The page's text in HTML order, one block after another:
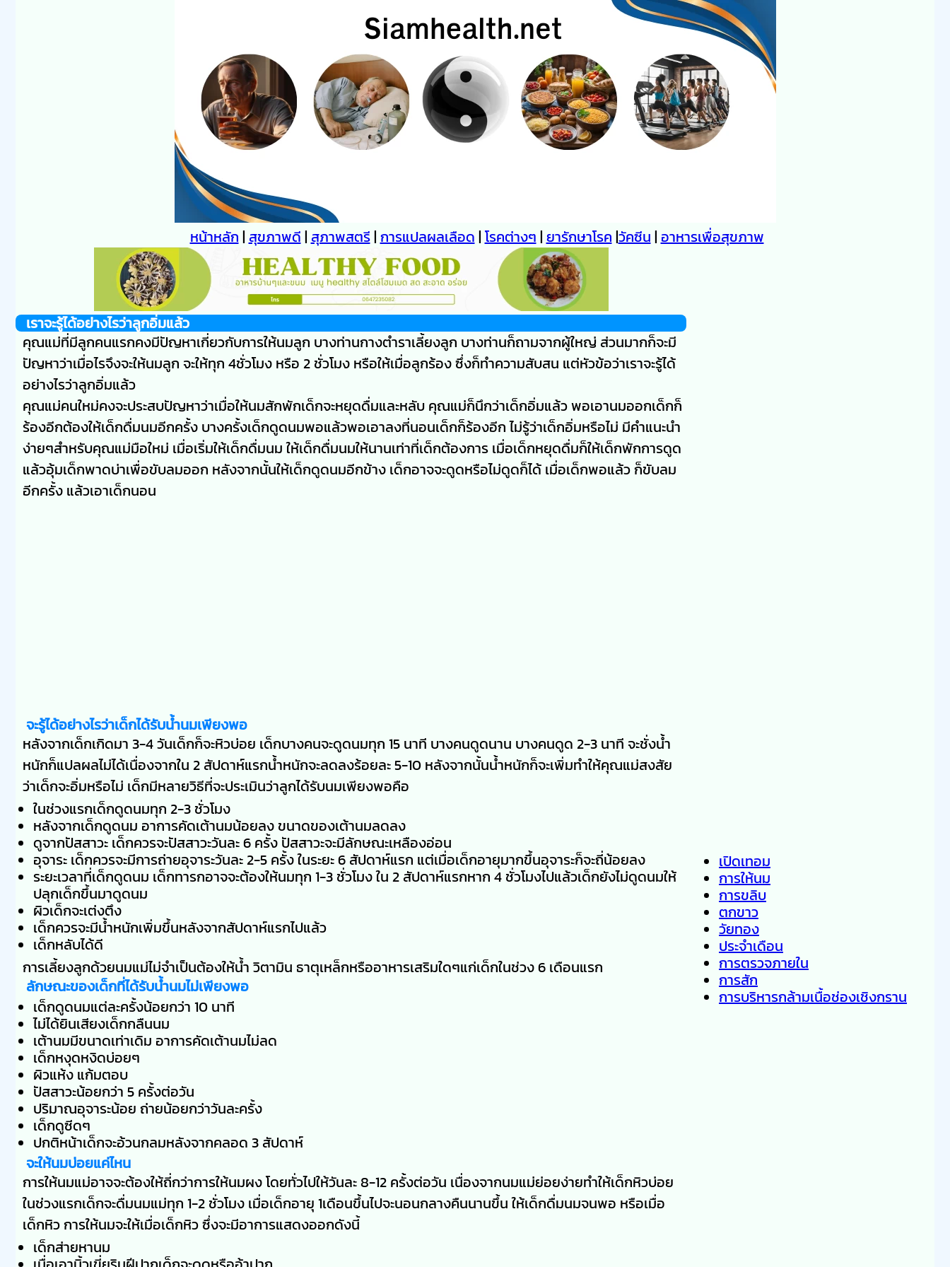
หน้าหลัก|สุขภาพดี|สุภาพสตรี|การแปลผลเลือด|โรคต่างๆ|ยารักษาโรค|วัคซีน|อาหารเพื่อสุขภาพ
เราจะรู้ได้อย่างไรว่าลูกอิ่มแล้ว
คุณแม่ที่มีลูกคนแรกคงมีปัญหาเกี่ยวกับการให้นมลูก บางท่านกางตำราเลี้ยงลูก บางท่านก็ถามจากผู้ใหญ่ ส่วนมากก็จะมี
ปัญหาว่าเมื่อไรจึงจะให้นมลูก จะให้ทุก 4ชั่วโมง หรือ 2 ชั่วโมง หรือให้เมื่อลูกร้อง ซึ่งก็ทำความสับสน แต่หัวข้อว่าเราจะรู้ได้
อย่างไรว่าลูกอิ่มแล้ว
คุณแม่คนใหม่คงจะประสบปัญหาว่าเมื่อให้นมสักพักเด็กจะหยุดดื่มและหลับ คุณแม่ก็นึกว่าเด็กอิ่มแล้ว พอเอานมออกเด็กก็
ร้องอีกต้องให้เด็กดื่มนมอีกครั้ง บางครั้งเด็กดูดนมพอแล้วพอเอาลงที่นอนเด็กก็ร้องอีก ไม่รู้ว่าเด็กอิ่มหรือไม่ มีคำแนะนำ
ง่ายๆสำหรับคุณแม่มือใหม่ เมื่อเริ่มให้เด็กดื่มนม ให้เด็กดื่มนมให้นานเท่าที่เด็กต้องการ เมื่อเด็กหยุดดื่มก็ให้เด็กพักการดูด
แล้วอุ้มเด็กพาดบ่าเพื่อขับลมออก หลังจากนั้นให้เด็กดูดนมอีกข้าง เด็กอาจจะดูดหรือไม่ดูดก็ได้ เมื่อเด็กพอแล้ว ก็ขับลม
อีกครั้ง แล้วเอาเด็กนอน
จะรู้ได้อย่างไรว่าเด็กได้รับน้ำนมเพียงพอ
หลังจากเด็กเกิดมา 3-4 วันเด็กก็จะหิวบ่อย เด็กบางคนจะดูดนมทุก 15 นาที บางคนดูดนาน บางคนดูด 2-3 นาที จะชั่งน้ำ
หนักก็แปลผลไม่ได้เนื่องจากใน 2 สัปดาห์แรกน้ำหนักจะลดลงร้อยละ 5-10 หลังจากนั้นน้ำหนักก็จะเพิ่มทำให้คุณแม่สงสัย
ว่าเด็กจะอิ่มหรือไม่ เด็กมีหลายวิธีที่จะประเมินว่าลูกได้รับนมเพียงพอคือ
ในช่วงแรกเด็กดูดนมทุก 2-3 ชั่วโมง
หลังจากเด็กดูดนม อาการคัดเต้านมน้อยลง ขนาดของเต้านมลดลง
ดูจากปัสสาวะ เด็กควรจะปัสสาวะวันละ 6 ครั้ง ปัสสาวะจะมีลักษณะเหลืองอ่อน
อุจาระ เด็กควรจะมีการถ่ายอุจาระวันละ 2-5 ครั้ง ในระยะ6 สัปดาห์แรก แต่เมื่อเด็กอายุมากขึ้นอุจาระก็จะถี่น้อยลง
ระยะเวลาที่เด็กดูดนม เด็กทารกอาจจะต้องให้นมทุก 1-3 ชั่วโมง ใน 2 สัปดาห์แรกหาก 4 ชั่วโมงไปแล้วเด็กยังไม่ดูดนมให้
ปลุกเด็กขึ้นมาดูดนม
ผิวเด็กจะเต่งตึง
เด็กควรจะมีน้ำหนักเพิ่มขึ้นหลังจากสัปดาห์แรกไปแล้ว
เด็กหลับได้ดี
การเลี้ยงลูกด้วยนมแม่ไม่จำเป็นต้องให้น้ำ วิตามิน ธาตุเหล็กหรืออาหารเสริมใดๆแก่เด็กในช่วง 6 เดือนแรก
ลักษณะของเด็กที่ได้รับน้ำนมไม่เพียงพอ
เด็กดูดนมแต่ละครั้งน้อยกว่า 10 นาที
ไม่ได้ยินเสียงเด็กกลืนนม
เต้านมมีขนาดเท่าเดิม อาการคัดเต้านมไม่ลด
เด็กหงุดหงิดบ่อยๆ
ผิวแห้ง แก้มตอบ
ปัสสาวะน้อยกว่า 5 ครั้งต่อวัน
ปริมาณอุจาระน้อย ถ่ายน้อยกว่าวันละครั้ง
เด็กดูซีดๆ
ปกติหน้าเด็กจะอ้วนกลมหลังจากคลอด 3 สัปดาห์
จะให้นมบ่อยแค่ไหน
การให้นมแม่อาจจะต้องให้ถี่กว่าการให้นมผง โดยทั่วไปให้วันละ 8-12 ครั้งต่อวัน เนื่องจากนมแม่ย่อยง่ายทำให้เด็กหิวบ่อย
ในช่วงแรกเด็กจะดื่มนมแม่ทุก 1-2 ชั่วโมง เมื่อเด็กอายุ 1เดือนขึ้นไปจะนอนกลางคืนนานขึ้น ให้เด็กดื่มนมจนพอ หรือเมื่อ
เด็กหิว การให้นมจะให้เมื่อเด็กหิว ซึ่งจะมีอาการแสดงออกดังนี้
เด็กส่ายหานม
เปิดเทอม
การให้นม
การขลิบ
ตกขาว
วัยทอง
ประจำเดือน
การตรวจภายใน
การสัก
การบริหารกล้ามเนื้อช่องเชิงกราน